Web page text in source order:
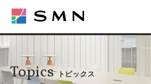
Topics トピックス